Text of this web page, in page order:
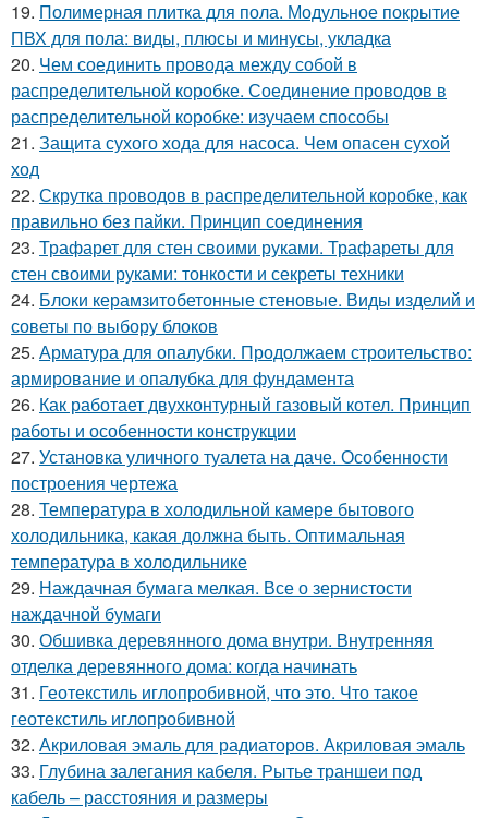
19. Полимерная плитка для пола. Модульное покрытие
ПВХ для пола: виды, плюсы и минусы, укладка
20. Чем соединить провода между собой в
распределительной коробке. Соединение проводов в
распределительной коробке: изучаем способы
21. Защита сухого хода для насоса. Чем опасен сухой
ход
22. Скрутка проводов в распределительной коробке, как
правильно без пайки. Принцип соединения
23. Трафарет для стен своими руками. Трафареты для
стен своими руками: тонкости и секреты техники
24. Блоки керамзитобетонные стеновые. Виды изделий и
советы по выбору блоков
25. Арматура для опалубки. Продолжаем строительство:
армирование и опалубка для фундамента
26. Как работает двухконтурный газовый котел. Принцип
работы и особенности конструкции
27. Установка уличного туалета на даче. Особенности
построения чертежа
28. Температура в холодильной камере бытового
холодильника, какая должна быть. Оптимальная
температура в холодильнике
29. Наждачная бумага мелкая. Все о зернистости
наждачной бумаги
30. Обшивка деревянного дома внутри. Внутренняя
отделка деревянного дома: когда начинать
31. Геотекстиль иглопробивной, что это. Что такое
геотекстиль иглопробивной
32. Акриловая эмаль для радиаторов. Акриловая эмаль
33. Глубина залегания кабеля. Рытье траншеи под
кабель – расстояния и размеры